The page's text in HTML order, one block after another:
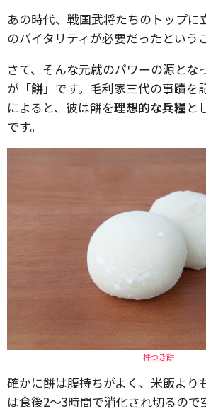
あの時代、戦国武将たちのトップに
のバイタリティが必要だったという
さて、そんな元就のパワーの源とな
が 「餅」 です。毛利家三代の事蹟を
によると、彼は餅を理想的な兵糧と
です。
杵つき餅
確かに餅は腹持ちがよく、米飯より
は食後2～3時間で消化され切るので